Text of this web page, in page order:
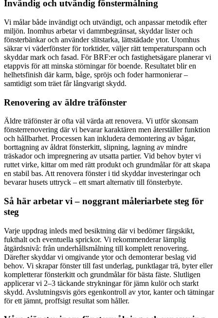
Invändig och utvändig fönstermålning
Vi målar både invändigt och utvändigt, och anpassar metodik efter
miljön. Inomhus arbetar vi dammbegränsat, skyddar lister och
fönsterbänkar och använder slitstarka, lättstädade ytor. Utomhus
säkrar vi väderfönster för torktider, väljer rätt temperaturspann och
skyddar mark och fasad. För BRF:er och fastighetsägare planerar vi
etappvis för att minska störningar för boende. Resultatet blir en
helhetsfinish där karm, båge, spröjs och foder harmonierar –
samtidigt som träet får långvarigt skydd.
Renovering av äldre träfönster
Äldre träfönster är ofta väl värda att renovera. Vi utför skonsam
fönsterrenovering där vi bevarar karaktären men återställer funktion
och hållbarhet. Processen kan inkludera demontering av bågar,
borttagning av åldrat fönsterkitt, slipning, lagning av mindre
träskador och impregnering av utsatta partier. Vid behov byter vi
ruttet virke, kittar om med rätt produkt och grundmålar för att skapa
en stabil bas. Att renovera fönster i tid skyddar investeringar och
bevarar husets uttryck – ett smart alternativ till fönsterbyte.
Så här arbetar vi – noggrant måleriarbete steg för
steg
Varje uppdrag inleds med besiktning där vi bedömer färgskikt,
fukthalt och eventuella sprickor. Vi rekommenderar lämplig
åtgärdsnivå: från underhållsmålning till komplett renovering.
Därefter skyddar vi omgivande ytor och demonterar beslag vid
behov. Vi skrapar fönster till fast underlag, punktlagar trä, byter eller
kompletterar fönsterkitt och grundmålar för bästa fäste. Slutligen
applicerar vi 2–3 täckande strykningar för jämn kulör och starkt
skydd. Avslutningsvis görs egenkontroll av ytor, kanter och tätningar
för ett jämnt, proffsigt resultat som håller.